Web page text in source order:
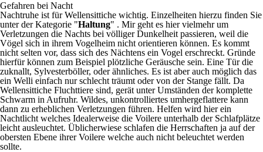
Gefahren bei Nacht
Nachtruhe ist für Wellensittiche wichtig. Einzelheiten hierzu finden Sie
unter der Kategorie "Haltung" . Mir geht es hier vielmehr um
Verletzungen die Nachts bei völliger Dunkelheit passieren, weil die
Vögel sich in ihrem Vogelheim nicht orientieren können. Es kommt
nicht selten vor, dass sich des Nächtens ein Vogel erschreckt. Gründe
hierfür können zum Beispiel plötzliche Geräusche sein. Eine Tür die
zuknallt, Sylvesterböller, oder ähnliches. Es ist aber auch möglich das
ein Welli einfach nur schlecht träumt oder von der Stange fällt. Da
Wellensittiche Fluchttiere sind, gerät unter Umständen der komplette
Schwarm in Aufruhr. Wildes, unkontrolliertes umhergeflattere kann
dann zu erheblichen Verletzungen führen. Helfen wird hier ein
Nachtlicht welches Idealerweise die Voilere unterhalb der Schlafplätze
leicht ausleuchtet. Üblicherwiese schlafen die Herrschaften ja auf der
obersten Ebene ihrer Voilere welche auch nicht beleuchtet werden
sollte.